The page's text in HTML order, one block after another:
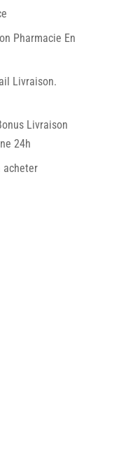
Pharmacie En
Livraison.
Livraison
24h
acheter